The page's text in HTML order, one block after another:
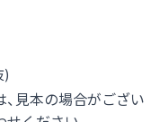
見本の場合がござい